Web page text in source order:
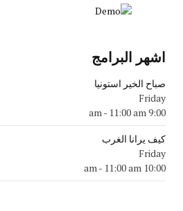
اشهر البرامج
صباح الخير استونيا
Friday
9:00 am
- 11:00 am
كيف يرانا الغرب
Friday
10:00 am
- 11:00 am